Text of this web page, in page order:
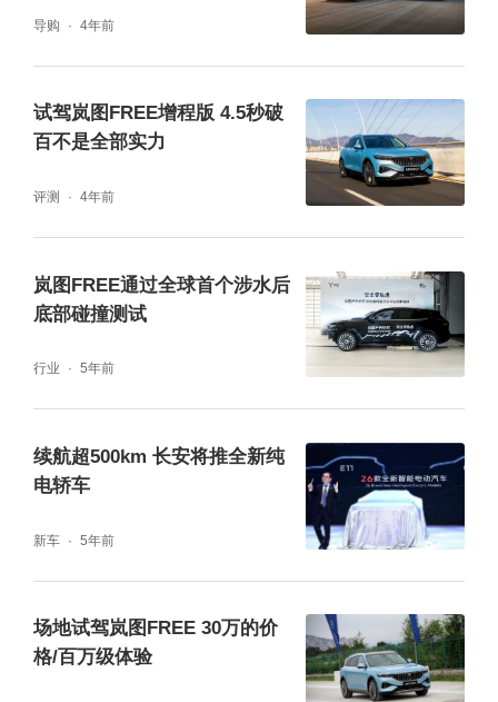
不过屏幕的素质依然没有太大的提升，强阳光
照射下很难看清屏幕，反光有些严重。
在舒适性方面，岚图FREE超长续航纯电版继
续使用前双叉臂后多连杆独立悬架，标配上下
100mm可调的空气悬架，搭载毫秒级随速可调
导购 4年前
试驾岚图FREE增程版 4.5秒破
百不是全部实力
评测 4年前
岚图FREE通过全球首个涉水后
底部碰撞测试
行业 5年前
续航超500km 长安将推全新纯
电轿车
新车 5年前
场地试驾岚图FREE 30万的价
格/百万级体验